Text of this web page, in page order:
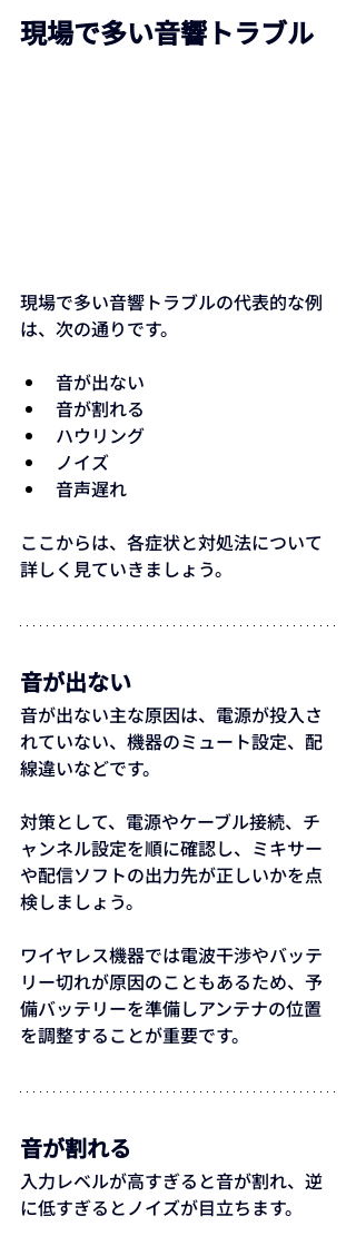
現場で多い音響トラブル
現場で多い音響トラブルの代表的な例
は、次の通りです。
音が出ない
音が割れる
ハウリング
ノイズ
音声遅れ
ここからは、各症状と対処法について
詳しく見ていきましょう。
音が出ない
音が出ない主な原因は、電源が投入さ
れていない、機器のミュート設定、配
線違いなどです。
対策として、電源やケーブル接続、チ
ャンネル設定を順に確認し、ミキサー
や配信ソフトの出力先が正しいかを点
検しましょう。
ワイヤレス機器では電波干渉やバッテ
リー切れが原因のこともあるため、予
備バッテリーを準備しアンテナの位置
を調整することが重要です。
音が割れる
入力レベルが高すぎると音が割れ、逆
に低すぎるとノイズが目立ちます。